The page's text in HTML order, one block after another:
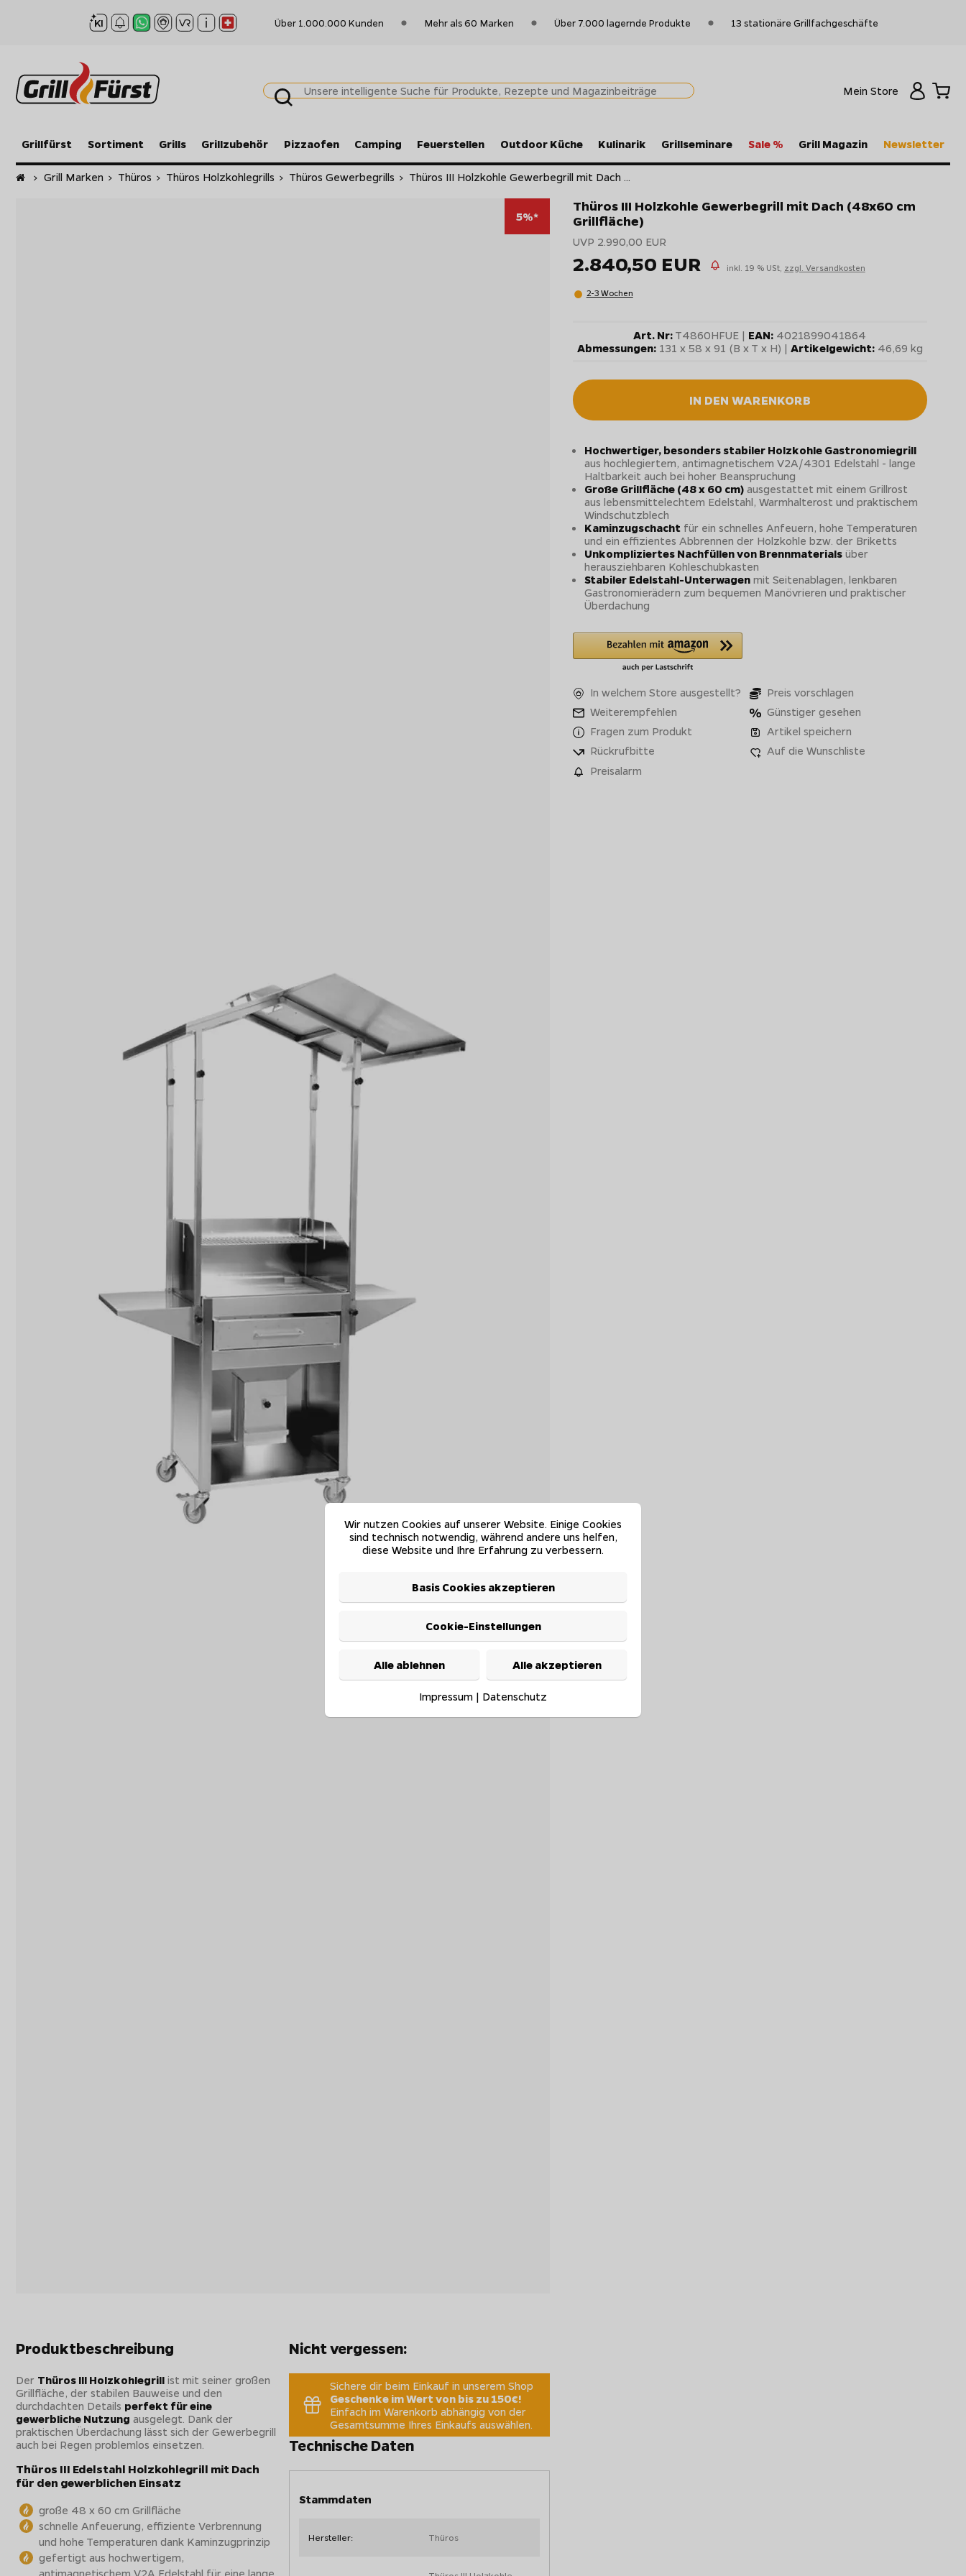
Über 1.000.000 Kunden Mehr als 60 Marken Über 7.000 lagernde Produkte 13 stationäre Grillfachgeschäfte
Mein Store
Grillfürst Sortiment Grills Grillzubehör Pizzaofen Camping Feuerstellen Outdoor Küche Kulinarik Grillseminare Sale % Grill Magazin Newsletter
Startseite
> Grill Marken > Thüros > Thüros Holzkohlegrills > Thüros Gewerbegrills > Thüros III Holzkohle Gewerbegrill mit Dach ...
5%*
Thüros III Holzkohle Gewerbegrill mit Dach (48x60 cm
Grillfläche)
UVP 2.990,00 EUR
2.840,50 EUR inkl. 19 % USt, zzgl. Versandkosten
2-3 Wochen
Art. Nr: T4860HFUE | EAN: 4021899041864
Abmessungen:131 x 58 x 91 (B x T x H) | Artikelgewicht:46,69 kg
IN DEN WARENKORB
Hochwertiger, besonders stabiler Holzkohle Gastronomiegrill
aus hochlegiertem, antimagnetischem V2A/4301 Edelstahl - lange
Haltbarkeit auch bei hoher Beanspruchung
Große Grillfläche (48 x 60 cm)ausgestattet mit einem Grillrost
aus lebensmittelechtem Edelstahl, Warmhalterost und praktischem
Windschutzblech
Kaminzugschachtfür ein schnelles Anfeuern, hohe Temperaturen
und ein effizientes Abbrennen der Holzkohle bzw. der Briketts
Unkompliziertes Nachfüllen von Brennmaterialsüber
herausziehbaren Kohleschubkasten
Stabiler Edelstahl-Unterwagenmit Seitenablagen, lenkbaren
Gastronomierädern zum bequemen Manövrieren und praktischer
Überdachung
In welchem Store ausgestellt?
Preis vorschlagen
Weiterempfehlen
Günstiger gesehen
Fragen zum Produkt
Artikel speichern
Rückrufbitte
Auf die Wunschliste
Preisalarm
Produktbeschreibung
Der Thüros III Holzkohlegrill ist mit seiner großen
Grillfläche, der stabilen Bauweise und den
durchdachten Details perfekt für eine
gewerbliche Nutzung ausgelegt. Dank der
praktischen Überdachung lässt sich der Gewerbegrill
auch bei Regen problemlos einsetzen.
Thüros III Edelstahl Holzkohlegrill mit Dach
für den gewerblichen Einsatz
große 48 x 60 cm Grillfläche
schnelle Anfeuerung, effiziente Verbrennung
und hohe Temperaturen dank Kaminzugprinzip
gefertigt aus hochwertigem,
antimagnetischem V2A Edelstahl für eine lange
Nicht vergessen:
Sichere dir beim Einkauf in unserem Shop
Geschenke im Wert von bis zu 150€!
Einfach im Warenkorb abhängig von der
Gesamtsumme Ihres Einkaufs auswählen.
Technische Daten
Stammdaten
Hersteller: Thüros
Wir nutzen Cookies auf unserer Website. Einige Cookies
sind technisch notwendig, während andere uns helfen,
diese Website und Ihre Erfahrung zu verbessern.
Basis Cookies akzeptieren
Cookie-Einstellungen
Alle ablehnen Alle akzeptieren
Impressum | Datenschutz